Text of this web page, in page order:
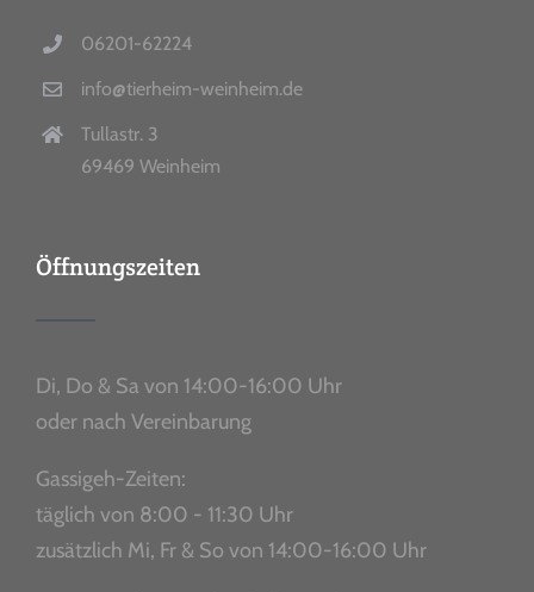
06201-62224
info@tierheim-weinheim.de
Tullastr. 3
69469 Weinheim
Öffnungszeiten
Di, Do & Sa von 14:00-16:00 Uhr
oder nach Vereinbarung
Gassigeh-Zeiten:
täglich von 8:00 - 11:30 Uhr
zusätzlich Mi, Fr & So von 14:00-16:00 Uhr